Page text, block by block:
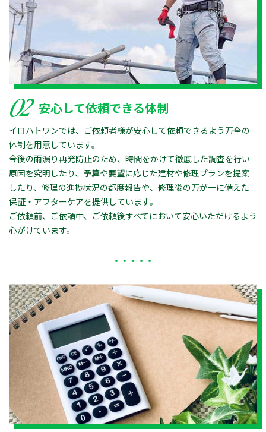
02 安心して依頼できる体制
イロハトワンでは、ご依頼者様が安心して依頼できるよう万全の
体制を用意しています。
今後の雨漏り再発防止のため、時間をかけて徹底した調査を行い
原因を究明したり、予算や要望に応じた建材や修理プランを提案
したり、修理の進捗状況の都度報告や、修理後の万が一に備えた
保証・アフターケアを提供しています。
ご依頼前、ご依頼中、ご依頼後すべてにおいて安心いただけるよう
心がけています。